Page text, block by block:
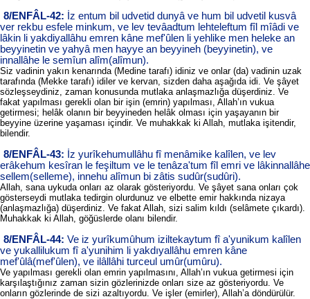
8/ENFÂL-42: İz entum bil udvetid dunyâ ve hum bil udvetil kusvâ
ver rekbu esfele minkum, ve lev tevâadtum lehteleftum fîl mîâdi ve
lâkin li yakdiyallâhu emren kâne mef'ûlen li yehlike men heleke an
beyyinetin ve yahyâ men hayye an beyyineh (beyyinetin), ve
innallâhe le semîun alîm(alîmun).
Siz vadinin yakın kenarında (Medine tarafı) idiniz ve onlar (da) vadinin uzak
tarafında (Mekke tarafı) idiler ve kervan, sizden daha aşağıda idi. Ve şâyet
sözleşseydiniz, zaman konusunda mutlaka anlaşmazlığa düşerdiniz. Ve
fakat yapılması gerekli olan bir işin (emrin) yapılması, Allah’ın vukua
getirmesi; helâk olanın bir beyyineden helâk olması için yaşayanın bir
beyyine üzerine yaşaması içindir. Ve muhakkak ki Allah, mutlaka işitendir,
bilendir.
8/ENFÂL-43: İz yurîkehumullâhu fî menâmike kalîlen, ve lev
erâkehum kesîran le feşiltum ve le tenâza'tum fîl emri ve lâkinnallâhe
sellem(selleme), innehu alîmun bi zâtis sudûr(sudûri).
Allah, sana uykuda onları az olarak gösteriyordu. Ve şâyet sana onları çok
gösterseydi mutlaka tedirgin olurdunuz ve elbette emir hakkında nizaya
(anlaşmazlığa) düşerdiniz. Ve fakat Allah, sizi salim kıldı (selâmete çıkardı).
Muhakkak ki Allah, göğüslerde olanı bilendir.
8/ENFÂL-44: Ve iz yurîkumûhum iziltekaytum fî a'yunikum kalîlen
ve yukallilukum fî a'yunihim li yakdıyallâhu emren kâne
mef'ûlâ(mef'ûlen), ve ilâllâhi turceul umûr(umûru).
Ve yapılması gerekli olan emrin yapılmasını, Allah’ın vukua getirmesi için
karşılaştığınız zaman sizin gözlerinizde onları size az gösteriyordu. Ve
onların gözlerinde de sizi azaltıyordu. Ve işler (emirler), Allah’a döndürülür.